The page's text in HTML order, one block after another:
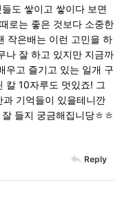
도 쌓이고 쌓이다 보면
로는 좋은 것보다 소중한
작은배는 이런 고민을 하
나 잘 하고 있지만 지금까
우고 즐기고 있는 일개 구
칼 10자루도 멋있죠! 그
기억들이 있을테니깐
들지 궁금해집니당ㅎㅎ
Reply